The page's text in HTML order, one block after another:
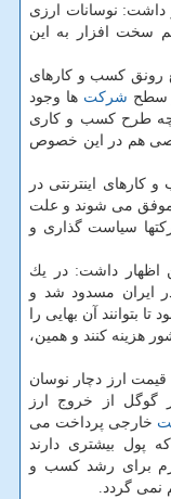
داشت: نوسانات ارزی
سخت افزار به این
رونق كسب و كارهای
سطح شركت ها وجود
چه طرح كسب و كاری
هم در این خصوص
اینترنتی در
موفق می شوند و علت
سیاست گذاری و
اظهار داشت: در یك
ایران مسدود شد و
بتوانند آن بهایی را
هزینه كنند و همین،
ارز دچار نوسان
گوگل از خروج ارز
خارجی پرداخت می
پول بیشتری دارند
برای رشد كسب و
نمی گردد.